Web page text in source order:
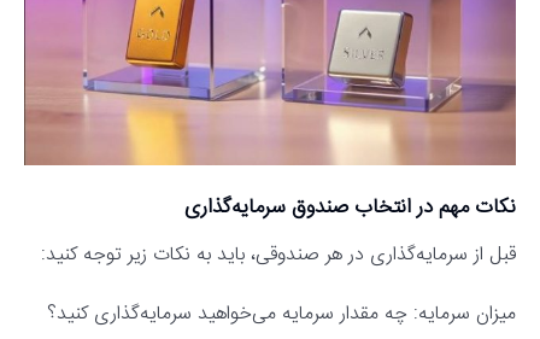
نکات مهم در انتخاب صندوق سرمایه‌گذاری
قبل از سرمایه‌گذاری در هر صندوقی، باید به نکات زیر توجه کنید:
میزان سرمایه: چه مقدار سرمایه می‌خواهید سرمایه‌گذاری کنید؟